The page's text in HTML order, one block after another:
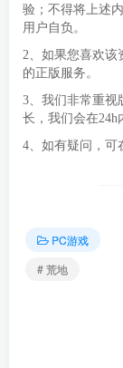
验；不得将上述
用户自负。
2、如果您喜欢该
的正版服务。
3、我们非常重视
长，我们会在24h
4、如有疑问，可
PC游戏
# 荒地